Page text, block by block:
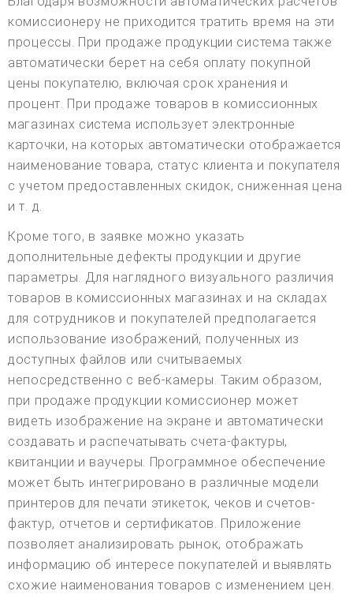
комиссионеру не приходится тратить время на эти
процессы. При продаже продукции система также
автоматически берет на себя оплату покупной
цены покупателю, включая срок хранения и
процент. При продаже товаров в комиссионных
магазинах система использует электронные
карточки, на которых автоматически отображается
наименование товара, статус клиента и покупателя
с учетом предоставленных скидок, сниженная цена
и т. д.
Кроме того, в заявке можно указать
дополнительные дефекты продукции и другие
параметры. Для наглядного визуального различия
товаров в комиссионных магазинах и на складах
для сотрудников и покупателей предполагается
использование изображений, полученных из
доступных файлов или считываемых
непосредственно с веб-камеры. Таким образом,
при продаже продукции комиссионер может
видеть изображение на экране и автоматически
создавать и распечатывать счета-фактуры,
квитанции и ваучеры. Программное обеспечение
может быть интегрировано в различные модели
принтеров для печати этикеток, чеков и счетов-
фактур, отчетов и сертификатов. Приложение
позволяет анализировать рынок, отображать
информацию об интересе покупателей и выявлять
схожие наименования товаров с изменением цен.